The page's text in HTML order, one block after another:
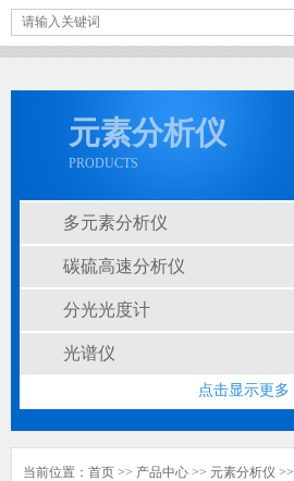
元素分析仪
PRODUCTS
多元素分析仪
碳硫高速分析仪
分光光度计
光谱仪
点击显示更多
当前位置： 首页 >> 产品中心 >> 元素分析仪 >>